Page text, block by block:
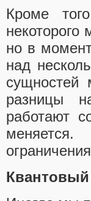
Кроме
но в
над
разницы
работают
Квантовый